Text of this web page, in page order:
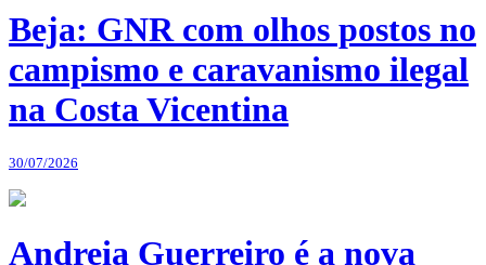
Beja: GNR com olhos postos no
campismo e caravanismo ilegal
na Costa Vicentina
30/07/2026
Andreia Guerreiro é a nova